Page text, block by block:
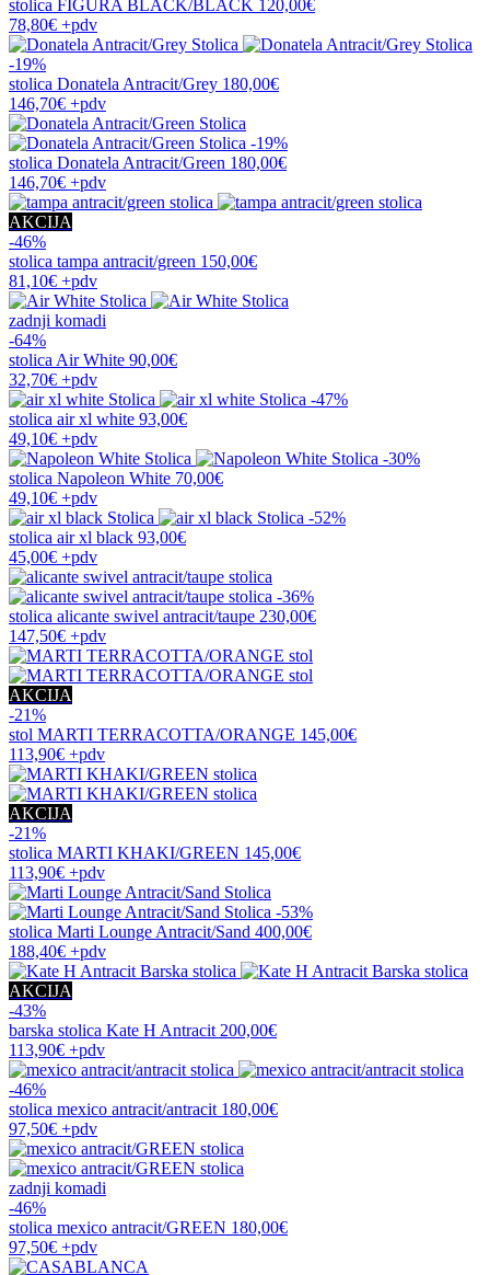
stolica FIGURA BLACK/BLACK 120,00€
78,80€ +pdv
-19%
stolica Donatela Antracit/Grey 180,00€
146,70€ +pdv
-19%
stolica Donatela Antracit/Green 180,00€
146,70€ +pdv
AKCIJA
-46%
stolica tampa antracit/green 150,00€
81,10€ +pdv
zadnji komadi
-64%
stolica Air White 90,00€
32,70€ +pdv
-47%
stolica air xl white 93,00€
49,10€ +pdv
-30%
stolica Napoleon White 70,00€
49,10€ +pdv
-52%
stolica air xl black 93,00€
45,00€ +pdv
-36%
stolica alicante swivel antracit/taupe 230,00€
147,50€ +pdv
AKCIJA
-21%
stol MARTI TERRACOTTA/ORANGE 145,00€
113,90€ +pdv
AKCIJA
-21%
stolica MARTI KHAKI/GREEN 145,00€
113,90€ +pdv
-53%
stolica Marti Lounge Antracit/Sand 400,00€
188,40€ +pdv
AKCIJA
-43%
barska stolica Kate H Antracit 200,00€
113,90€ +pdv
-46%
stolica mexico antracit/antracit 180,00€
97,50€ +pdv
zadnji komadi
-46%
stolica mexico antracit/GREEN 180,00€
97,50€ +pdv